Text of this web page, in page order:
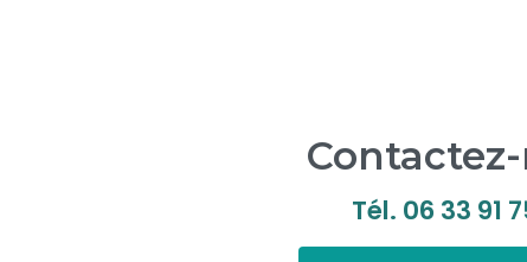
Tél. 06 33 91